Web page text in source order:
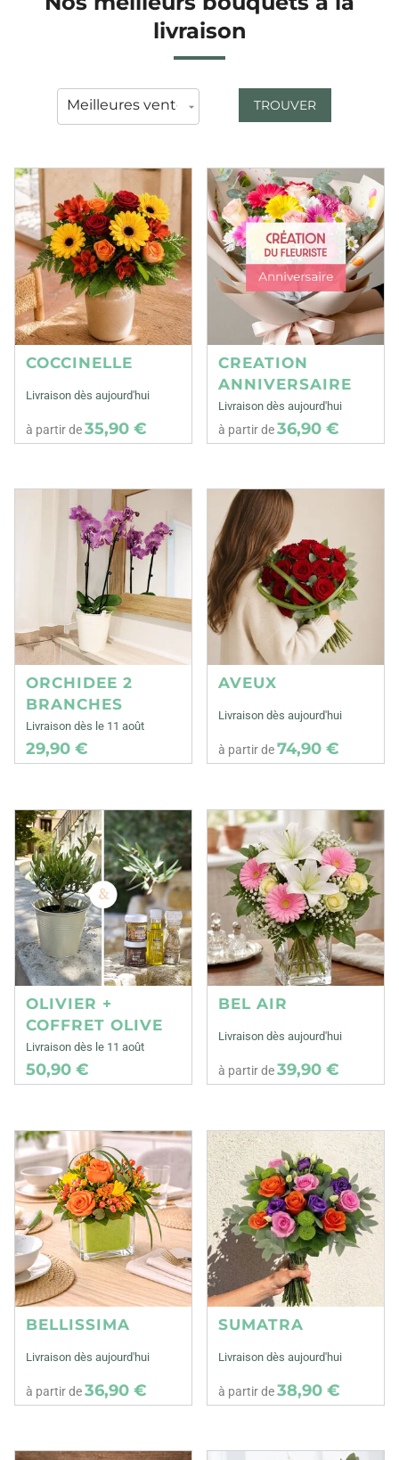
livraison
TROUVER
COCCINELLE
Livraison dès aujourd'hui
à partir de35,90 €
CREATION
ANNIVERSAIRE
Livraison dès aujourd'hui
à partir de36,90 €
ORCHIDEE 2
BRANCHES
Livraison dès le 11 août
29,90 €
AVEUX
Livraison dès aujourd'hui
à partir de74,90 €
OLIVIER +
COFFRET OLIVE
Livraison dès le 11 août
50,90 €
BEL AIR
Livraison dès aujourd'hui
à partir de39,90 €
BELLISSIMA
Livraison dès aujourd'hui
à partir de36,90 €
SUMATRA
Livraison dès aujourd'hui
à partir de38,90 €